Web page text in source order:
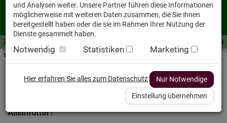
Zutaten A-Z
Service FAQ
Verkäufer vor Ort
Futterthemen von A-Z zum anklicken
Hier finden Sie die Futterthemen von A-Z kurz erklärt.
Alleinfutter?
und Analysen weiter. Unsere Partner führen diese Informationen
möglicherweise mit weiteren Daten zusammen, die Sie ihnen
bereitgestellt haben oder die sie im Rahmen Ihrer Nutzung der
Dienste gesammelt haben.
Notwendig Statistiken Marketing
Hier erfahren Sie alles zum Datenschutz Nur Notwendige
Einstellung übernehmen